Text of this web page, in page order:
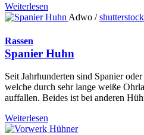
Weiterlesen
Adwo /
Rassen
Spanier Huhn
Seit Jahrhunderten sind Spanier
welche durch sehr lange weiße
auffallen. Beides ist bei anderen
Weiterlesen